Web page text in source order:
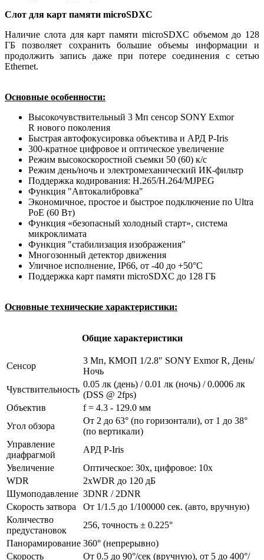
Слот для карт памяти microSDXC
Наличие слота для карт памяти microSDXC объемом до 128
ГБ позволяет сохранить большие объемы информации и
продолжить запись даже при потере соединения с сетью
Ethernet.
Основные особенности:
Высокочувствительный 3 Мп сенсор SONY Exmor
R нового поколения
Быстрая автофокусировка объектива и АРД P-Iris
300-кратное цифровое и оптическое увеличение
Режим высокоскоростной съемки 50 (60) к/с
Режим день/ночь и электромеханический ИК-фильтр
Поддержка кодирования: H.265/H.264/MJPEG
Функция "Автокалибровка"
Экономичное, простое и быстрое подключение по Ultra
PoE (60 Вт)
Функция «безопасный холодный старт», система
микроклимата
Функция "стабилизация изображения"
Многозонный детектор движения
Уличное исполнение, IP66, от -40 до +50°C
Поддержка карт памяти microSDXC до 128 ГБ
Основные технические характеристики:
Общие характеристики
Сенсор
3 Мп, КМОП 1/2.8" SONY Exmor R, День/
Ночь
Чувствительность
0.05 лк (день) / 0.01 лк (ночь) / 0.0006 лк
(DSS @ 2fps)
Объектив
f = 4.3 - 129.0 мм
Угол обзора
От 2 до 63° (по горизонтали), от 1 до 38°
(по вертикали)
Управление
диафрагмой
АРД P-Iris
Увеличение
Оптическое: 30х, цифровое: 10x
WDR
2xWDR до 120 дБ
Шумоподавление 3DNR / 2DNR
Скорость затвора
От 1/1.5 до 1/100000 сек. (авто, вручную)
Количество
предустановок
256, точность ± 0.225°
Панорамирование 360° (непрерывно)
Скорость
От 0.5 до 90°/сек (вручную), от 5 до 400°/